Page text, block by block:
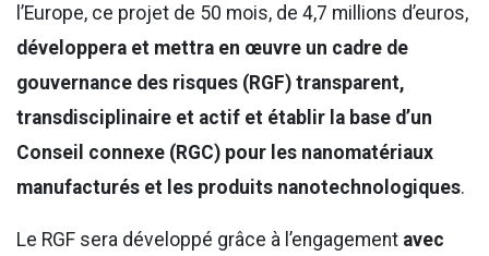
l’Europe, ce projet de 50 mois, de 4,7 millions d’euros,
développera et mettra en œuvre un cadre de
gouvernance des risques (RGF) transparent,
transdisciplinaire et actif et établir la base d’un
Conseil connexe (RGC) pour les nanomatériaux
manufacturés et les produits nanotechnologiques.
Le RGF sera développé grâce à l’engagement avec